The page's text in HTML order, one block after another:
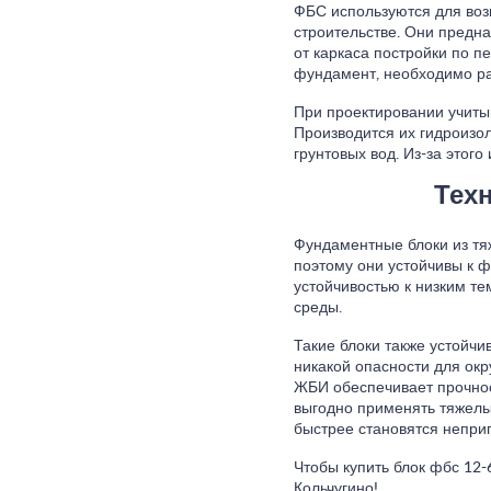
ФБС используются для
строительстве. Они
от каркаса постройки по
фундамент, необходимо
При проектировании
Производится их
грунтовых вод. Из-за
Фундаментные блоки из
поэтому они устойчивы к
устойчивостью к низким
среды.
Такие блоки также
никакой опасности для
ЖБИ обеспечивает
выгодно применять
быстрее становятся
Чтобы купить блок фбс